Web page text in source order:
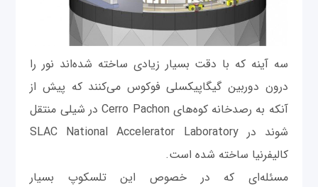
سه آینه که با دقت بسیار زیادی ساخته شده‌اند نور را
درون دوربین گیگاپیکسلی فوکوس می‌کنند که پیش از
آنکه به رصدخانه کوه‌های Cerro Pachon در شیلی منتقل
شوند در SLAC National Accelerator Laboratory
کالیفرنیا ساخته شده است.
مسئله‌ای که در خصوص این تلسکوپ بسیار